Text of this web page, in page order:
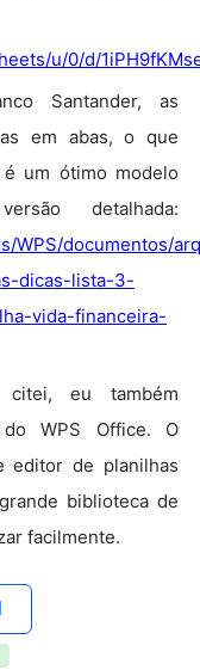
u/0/d/
Santander, as
em abas, o que
um ótimo modelo
detalhada:
WPS/documentos/
dicas-lista-3-
vida-financeira-
eu também
WPS Office. O
editor de planilhas
biblioteca de
facilmente.